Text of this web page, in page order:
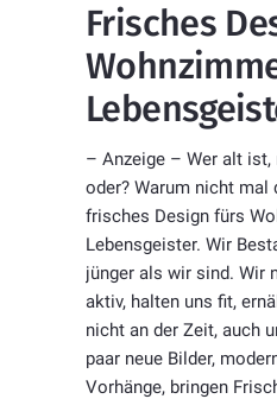
Frisches
– Anzeige – Wer alt
oder? Warum nicht mal
frisches Design fürs
Lebensgeister. Wir
jünger als wir sind. Wir
aktiv, halten uns fit,
nicht an der Zeit, auch
paar neue Bilder,
Vorhänge, bringen